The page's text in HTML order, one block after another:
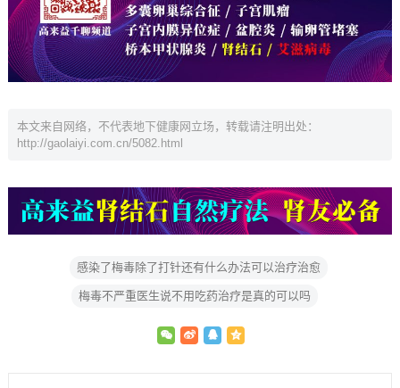
本文来自网络，不代表地下健康网立场，转载请注明出处：
http://gaolaiyi.com.cn/5082.html
感染了梅毒除了打针还有什么办法可以治疗治愈
梅毒不严重医生说不用吃药治疗是真的可以吗